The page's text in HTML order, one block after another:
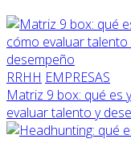
RRHH EMPRESAS
Matriz 9 box: qué es
evaluar talento y